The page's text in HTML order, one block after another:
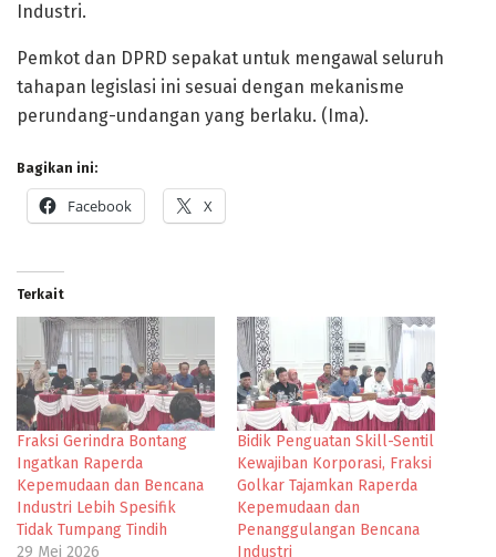
Industri.
Pemkot dan DPRD sepakat untuk mengawal seluruh
tahapan legislasi ini sesuai dengan mekanisme
perundang-undangan yang berlaku. (Ima).
Bagikan ini:
Facebook X
Terkait
Fraksi Gerindra Bontang
Ingatkan Raperda
Kepemudaan dan Bencana
Industri Lebih Spesifik
Tidak Tumpang Tindih
29 Mei 2026
Bidik Penguatan Skill-Sentil
Kewajiban Korporasi, Fraksi
Golkar Tajamkan Raperda
Kepemudaan dan
Penanggulangan Bencana
Industri